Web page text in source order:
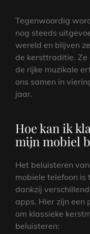
Tegenwoordig
nog steeds
wereld en blijven
de kersttraditie. Ze
de rijke muzikale
ons samen in
jaar.
Hoe kan ik
mijn mobiel
Het beluisteren
mobiele telefoon
dankzij
apps. Hier zijn een
om klassieke
beluisteren: